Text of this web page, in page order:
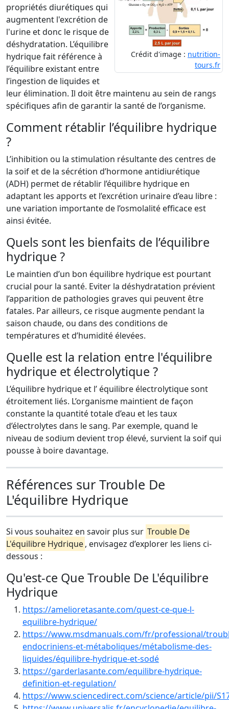
Crédit d'image : nutrition-
tours.fr
propriétés diurétiques qui
augmentent l'excrétion de
l'urine et donc le risque de
déshydratation. L’équilibre
hydrique fait référence à
l’équilibre existant entre
l’ingestion de liquides et
leur élimination. Il doit être maintenu au sein de rangs
spécifiques afin de garantir la santé de l’organisme.
Comment rétablir l’équilibre hydrique
?
L’inhibition ou la stimulation résultante des centres de
la soif et de la sécrétion d’hormone antidiurétique
(ADH) permet de rétablir l’équilibre hydrique en
adaptant les apports et l’excrétion urinaire d’eau libre :
une variation importante de l’osmolalité efficace est
ainsi évitée.
Quels sont les bienfaits de l’équilibre
hydrique ?
Le maintien d’un bon équilibre hydrique est pourtant
crucial pour la santé. Eviter la déshydratation prévient
l’apparition de pathologies graves qui peuvent être
fatales. Par ailleurs, ce risque augmente pendant la
saison chaude, ou dans des conditions de
températures et d’humidité élevées.
Quelle est la relation entre l'équilibre
hydrique et électrolytique ?
L’équilibre hydrique et l’ équilibre électrolytique sont
étroitement liés. L’organisme maintient de façon
constante la quantité totale d’eau et les taux
d’électrolytes dans le sang. Par exemple, quand le
niveau de sodium devient trop élevé, survient la soif qui
pousse à boire davantage.
Références sur Trouble De
L'équilibre Hydrique
Si vous souhaitez en savoir plus sur Trouble De
L'équilibre Hydrique, envisagez d’explorer les liens ci-
dessous :
Qu'est-ce Que Trouble De L'équilibre
Hydrique
https://amelioretasante.com/quest-ce-que-l-
equilibre-hydrique/
https://www.msdmanuals.com/fr/professional/
endocriniens-et-métaboliques/métabolisme-des-
liquides/équilibre-hydrique-et-sodé
https://garderlasante.com/equilibre-hydrique-
definition-et-regulation/
https://www.sciencedirect.com/science/article/pii/